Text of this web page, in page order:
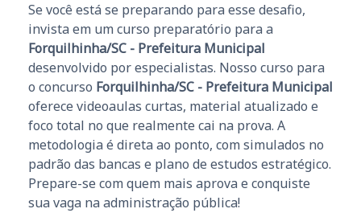
Se você está se preparando para esse desafio,
invista em um curso preparatório para a
Forquilhinha/SC - Prefeitura Municipal
desenvolvido por especialistas. Nosso curso para
o concurso Forquilhinha/SC - Prefeitura Municipal
oferece videoaulas curtas, material atualizado e
foco total no que realmente cai na prova. A
metodologia é direta ao ponto, com simulados no
padrão das bancas e plano de estudos estratégico.
Prepare-se com quem mais aprova e conquiste
sua vaga na administração pública!